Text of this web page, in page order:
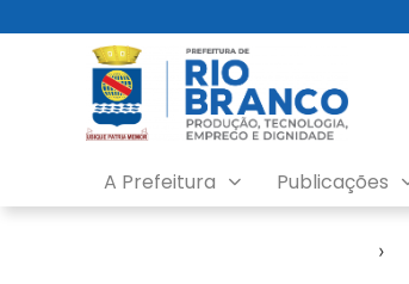
A Prefeitura Publicações
›